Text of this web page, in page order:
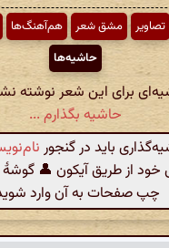
تصاویر مشق شعر هم‌آهنگ‌ها
حاشیه‌ها
برای این شعر نوشته
حاشیه بگذارم ...
باید در گنجور
خود از طریق آیکون 👤
چپ صفحات به آن وارد